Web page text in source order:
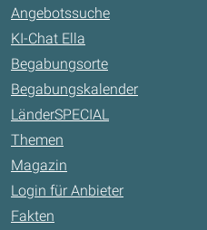
Angebotssuche
KI-Chat Ella
Begabungsorte
Begabungskalender
LänderSPECIAL
Themen
Magazin
Login für Anbieter
Fakten